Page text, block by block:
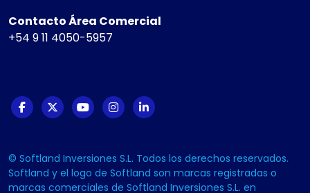
Contacto Área Comercial
+54 9 11 4050-5957
© Softland Inversiones S.L. Todos los derechos reservados.
Softland y el logo de Softland son marcas registradas o
marcas comerciales de Softland Inversiones S.L. en